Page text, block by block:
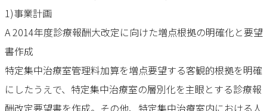
1)事業計画
A 2014年度診療報酬大改定に向けた増点根拠の明確化と要望
書作成
特定集中治療室管理料加算を増点要望する客観的根拠を明確
にしたうえで、特定集中治療室の層別化を主眼とする診療報
酬改定要望書を作成。その他、特定集中治療室内における人